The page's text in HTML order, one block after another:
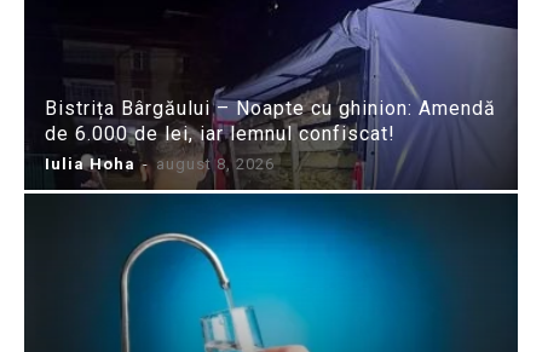
Bistrița Bârgăului – Noapte cu ghinion: Amendă
de 6.000 de lei, iar lemnul confiscat!
Iulia Hoha - august 8, 2026